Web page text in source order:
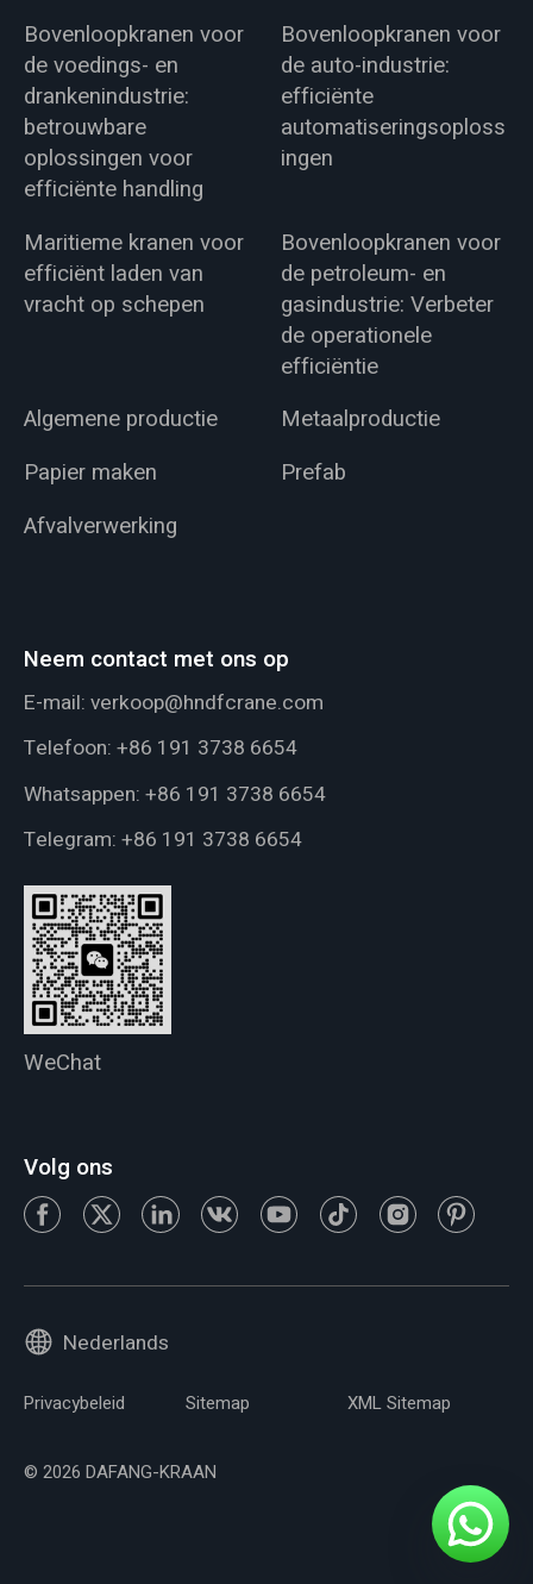
Bovenloopkranen voor
de voedings- en
drankenindustrie:
betrouwbare
oplossingen voor
efficiënte handling
Bovenloopkranen voor
de auto-industrie:
efficiënte
automatiseringsoploss
ingen
Maritieme kranen voor
efficiënt laden van
vracht op schepen
Bovenloopkranen voor
de petroleum- en
gasindustrie: Verbeter
de operationele
efficiëntie
Algemene productie
Metaalproductie
Papier maken
Prefab
Afvalverwerking
Neem contact met ons op
E-mail: verkoop@hndfcrane.com
Telefoon: +86 191 3738 6654
Whatsappen: +86 191 3738 6654
Telegram: +86 191 3738 6654
WeChat
Volg ons
Nederlands
Privacybeleid Sitemap XML Sitemap
© 2026 DAFANG-KRAAN